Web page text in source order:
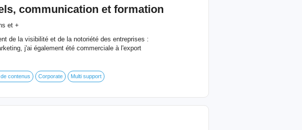
communication et formation
et +
de la visibilité et de la notoriété des entreprises :
j'ai également été commerciale à l'export
contenus Corporate Multi support